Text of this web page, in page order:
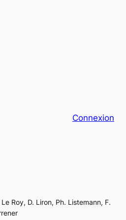
Connexion
Roy, D. Liron, Ph. Listemann, F.